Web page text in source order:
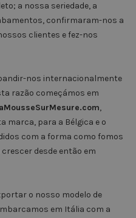
a nossa seriedade, a
confirmaram-nos a
clientes e fez-nos
nos internacionalmente
razão começámos em
,
marca, para a Bélgica e o
com a forma como fomos
desde então em
o nosso modelo de
em Itália com a